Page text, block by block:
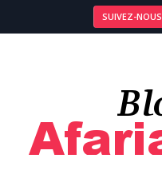
SUIVEZ-NOUS